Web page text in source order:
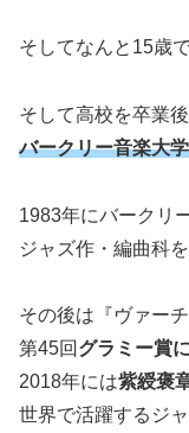
そしてなんと15歳
そして高校を卒業
バークリー音楽大学
1983年にバークリ
ジャズ作・編曲科を
その後は『ヴァー
第45回 グラミー賞
2018年には紫綬褒
世界で活躍するジ